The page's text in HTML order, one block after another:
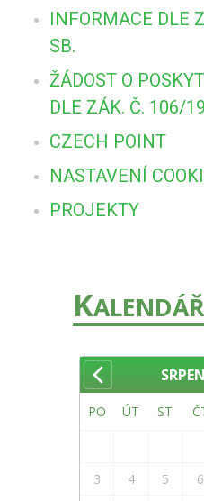
INFORMACE DLE
SB.
ŽÁDOST O
DLE ZÁK. Č. 106/
CZECH POINT
NASTAVENÍ
PROJEKTY
K
SRPEN
PO ÚT ST
3
4 5 6